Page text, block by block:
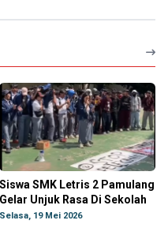
Siswa SMK Letris 2 Pamulang
Gelar Unjuk Rasa Di Sekolah
Selasa, 19 Mei 2026